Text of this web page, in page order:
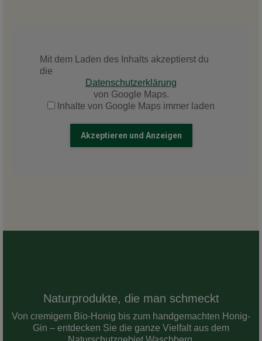
Mit dem Laden des Inhalts akzeptierst du
die
Datenschutzerklärung
von Google Maps.
Inhalte von Google Maps immer laden
Akzeptieren und Anzeigen
Naturprodukte, die man schmeckt
Von cremigem Bio-Honig bis zum handgemachten Honig-
Gin – entdecken Sie die ganze Vielfalt aus dem